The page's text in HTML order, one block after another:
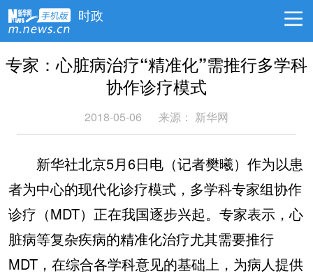
时政
专家：心脏病治疗“精准化”需推行多学科
协作诊疗模式
2018-05-06 来源： 新华网
新华社北京5月6日电（记者樊曦）作为以患
者为中心的现代化诊疗模式，多学科专家组协作
诊疗（MDT）正在我国逐步兴起。专家表示，心
脏病等复杂疾病的精准化治疗尤其需要推行
MDT，在综合各学科意见的基础上，为病人提供